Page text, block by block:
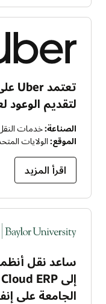
لتقديم الوعود
الصناعة:خدمات
الموقع: الولايات
اقرأ المزيد
ساعد نقل أنظمة
الجامعة على